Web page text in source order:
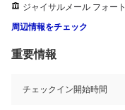
ジャイサルメール フォート
周辺情報をチェック
重要情報
チェックイン開始時間